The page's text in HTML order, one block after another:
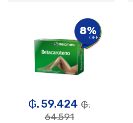
8%
OFF
₲. 59.424 ₲.
64.591